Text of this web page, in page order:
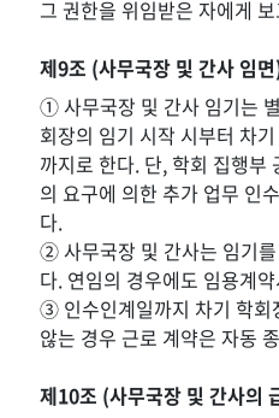
그 권한을 위임받은 자에게
제9조 (사무국장 및 간사 임
① 사무국장 및 간사 임기는
회장의 임기 시작 시부터 차
까지로 한다. 단, 학회 집행부
의 요구에 의한 추가 업무 인
다.
② 사무국장 및 간사는 임기
다. 연임의 경우에도 임용계
③ 인수인계일까지 차기 학회
않는 경우 근로 계약은 자동
제10조 (사무국장 및 간사의